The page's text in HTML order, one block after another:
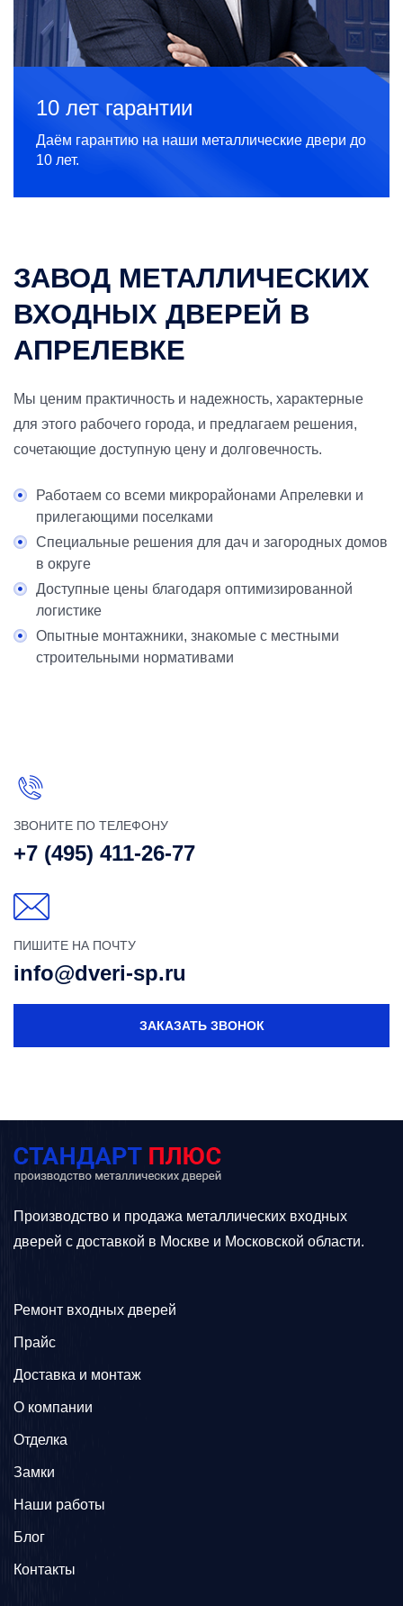
10 лет гарантии
Даём гарантию на наши металлические двери до
10 лет.
ЗАВОД МЕТАЛЛИЧЕСКИХ
ВХОДНЫХ ДВЕРЕЙ В
АПРЕЛЕВКЕ
Мы ценим практичность и надежность, характерные
для этого рабочего города, и предлагаем решения,
сочетающие доступную цену и долговечность.
Работаем со всеми микрорайонами Апрелевки и
прилегающими поселками
Специальные решения для дач и загородных домов
в округе
Доступные цены благодаря оптимизированной
логистике
Опытные монтажники, знакомые с местными
строительными нормативами
ЗВОНИТЕ ПО ТЕЛЕФОНУ
+7 (495) 411-26-77
ПИШИТЕ НА ПОЧТУ
info@dveri-sp.ru
ЗАКАЗАТЬ ЗВОНОК
Производство и продажа металлических входных
дверей с доставкой в Москве и Московской области.
Ремонт входных дверей
Прайс
Доставка и монтаж
О компании
Отделка
Замки
Наши работы
Блог
Контакты